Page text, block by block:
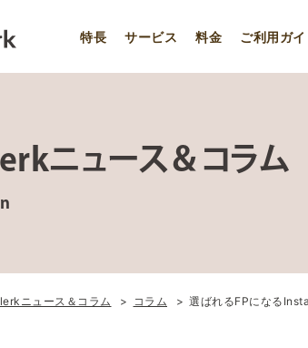
特長 サービス 料金 ご利用ガイ
ニュース＆コラム
ニュース＆コラム コラム 選ばれるFPになる